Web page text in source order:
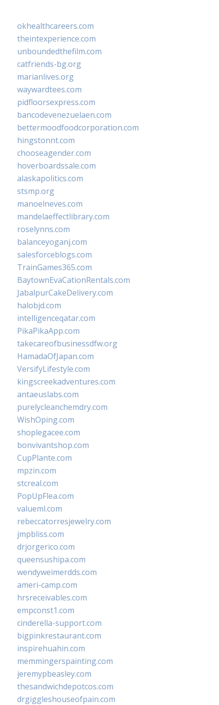
okhealthcareers.com
theintexperience.com
unboundedthefilm.com
catfriends-bg.org
marianlives.org
waywardtees.com
pidfloorsexpress.com
bancodevenezuelaen.com
bettermoodfoodcorporation.com
hingstonnt.com
chooseagender.com
hoverboardssale.com
alaskapolitics.com
stsmp.org
manoelneves.com
mandelaeffectlibrary.com
roselynns.com
balanceyoganj.com
salesforceblogs.com
TrainGames365.com
BaytownEvaCationRentals.com
JabalpurCakeDelivery.com
halobjd.com
intelligenceqatar.com
PikaPikaApp.com
takecareofbusinessdfw.org
HamadaOfJapan.com
VersifyLifestyle.com
kingscreekadventures.com
antaeuslabs.com
purelycleanchemdry.com
WishOping.com
shoplegacee.com
bonvivantshop.com
CupPlante.com
mpzin.com
stcreal.com
PopUpFlea.com
valueml.com
rebeccatorresjewelry.com
jmpbliss.com
drjorgerico.com
queensushipa.com
wendyweimerdds.com
ameri-camp.com
hrsreceivables.com
empconst1.com
cinderella-support.com
bigpinkrestaurant.com
inspirehuahin.com
memmingerspainting.com
jeremypbeasley.com
thesandwichdepotcos.com
drgiggleshouseofpain.com